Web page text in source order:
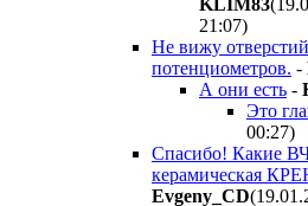
21:07)
Не вижу
потенциометров. -
А они есть -
Это
00:27)
Спасибо! Какие
керамическая
Evgeny_CD